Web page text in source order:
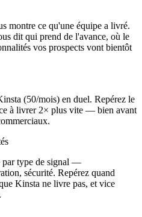
montre ce qu'une équipe a livré.
dit qui prend de l'avance, où le
vos prospects vont bientôt
(50/mois) en duel. Repérez le
à livrer 2× plus vite — bien avant
par type de signal —
sécurité. Repérez quand
Kinsta ne livre pas, et vice